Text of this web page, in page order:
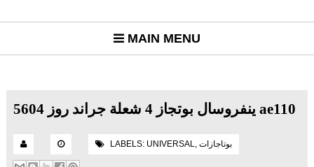
MAIN MENU
ينفروسال بوتجاز 4 شعلة جراند روز 5604 ae110
LABELS: UNIVERSAL, بوتاجازات